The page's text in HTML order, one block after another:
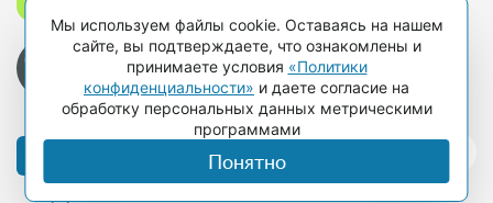
Мы используем файлы cookie. Оставаясь на нашем
сайте, вы подтверждаете, что ознакомлены и
принимаете условия «Политики
конфиденциальности» и даете согласие на
обработку персональных данных метрическими
программами
Понятно